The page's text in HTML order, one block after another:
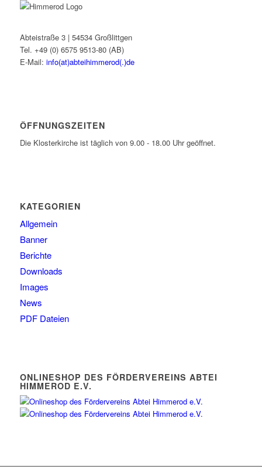
Abteistraße 3 | 54534 Großlittgen
Tel. +49 (0) 6575 9513-80 (AB)
E-Mail: info(at)abteihimmerod(.)de
ÖFFNUNGSZEITEN
Die Klosterkirche ist täglich von 9.00 - 18.00 Uhr geöffnet.
KATEGORIEN
Allgemein
Banner
Berichte
Downloads
Images
News
PDF Dateien
ONLINESHOP DES FÖRDERVEREINS ABTEI
HIMMEROD E.V.